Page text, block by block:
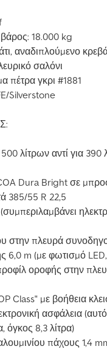
18.000 kg
αναδιπλούμενο
σαλόνι
πέτρα γκρι #1881
Silverstone
λίτρων αντί για 390
Dura Bright σε
385/55 R 22,5
στην πλευρά
6,0 m (με φωτισμό LED,
οροφής στην
Class" με βοήθεια
ασφάλεια
όγκος 8,3 λίτρα)
πάχους 1,4